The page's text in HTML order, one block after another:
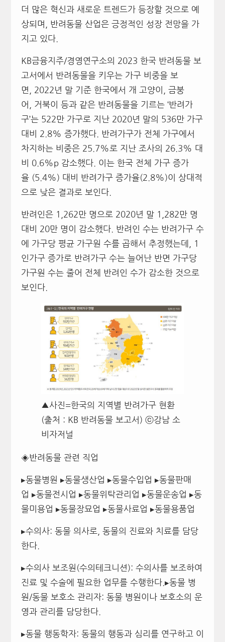
더 많은 혁신과 새로운 트렌드가 등장할 것으로 예
상되며, 반려동물 산업은 긍정적인 성장 전망을 가
지고 있다.
KB금융지주/경영연구소의 2023 한국 반려동물 보
고서에서 반려동물을 키우는 가구 비중을 보
면, 2022년 말 기준 한국에서 개 고양이, 금붕
어, 거북이 등과 같은 반려동물을 기르는 ‘반려가
구’는 522만 가구로 지난 2020년 말의 536만 가구
대비 2.8% 증가했다. 반려가구가 전체 가구에서
차지하는 비중은 25.7%로 지난 조사의 26.3% 대
비 0.6%p 감소했다. 이는 한국 전체 가구 증가
율 (5.4%) 대비 반려가구 증가율(2.8%)이 상대적
으로 낮은 결과로 보인다.
반려인은 1,262만 명으로 2020년 말 1,282만 명
대비 20만 명이 감소했다. 반려인 수는 반려가구 수
에 가구당 평균 가구원 수를 곱해서 추정했는데, 1
인가구 증가로 반려가구 수는 늘어난 반면 가구당
가구원 수는 줄어 전체 반려인 수가 감소한 것으로
보인다.
▲사진=한국의 지역별 반려가구 현환
(출처 : KB 반려동물 보고서) ⓒ강남 소
비자저널
◈반려동물 관련 직업
▸동물병원 ▸동물생산업 ▸동물수입업 ▸동물판매
업 ▸동물전시업 ▸동물위탁관리업 ▸동물운송업 ▸동
물미용업 ▸동물장묘업 ▸동물사료업 ▸동물용품업
▸수의사: 동물 의사로, 동물의 진료와 치료를 담당
한다.
▸수의사 보조원(수의테크니션): 수의사를 보조하여
진료 및 수술에 필요한 업무를 수행한다.▸동물 병
원/동물 보호소 관리자: 동물 병원이나 보호소의 운
영과 관리를 담당한다.
▸동물 행동학자: 동물의 행동과 심리를 연구하고 이